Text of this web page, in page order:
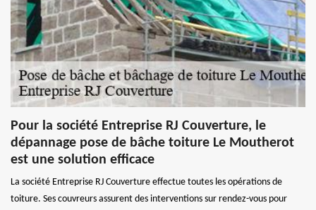
Pour la société Entreprise RJ Couverture, le
dépannage pose de bâche toiture Le Moutherot
est une solution efficace
La société Entreprise RJ Couverture effectue toutes les opérations de
toiture. Ses couvreurs assurent des interventions sur rendez-vous pour